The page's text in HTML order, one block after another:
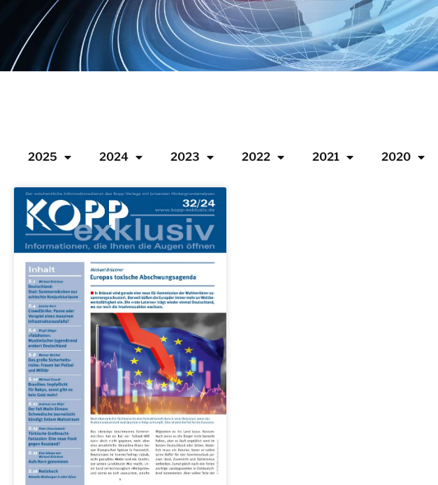
2025 2024 2023 2022 2021 2020